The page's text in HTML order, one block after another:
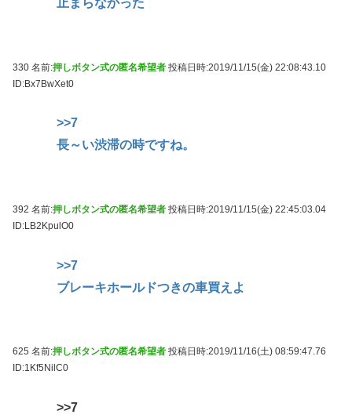
止まらなかった
330 名前:押しボタン式の匿名希望者 投稿日時:2019/11/15(金) 22:08:43.10
ID:Bx7BwXet0
>>7
長～い渋滞の時ですね。
392 名前:押しボタン式の匿名希望者 投稿日時:2019/11/15(金) 22:45:03.04
ID:LB2KpulO0
>>7
ブレーキホールドつきの車買えよ
625 名前:押しボタン式の匿名希望者 投稿日時:2019/11/16(土) 08:59:47.76
ID:1Kf5NilC0
>>7